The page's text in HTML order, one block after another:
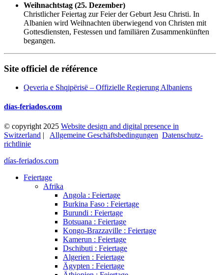
Weihnachtstag (25. Dezember)
Christlicher Feiertag zur Feier der Geburt Jesu Christi. In
Albanien wird Weihnachten überwiegend von Christen mit
Gottesdiensten, Festessen und familiären Zusammenkünften
begangen.
Site officiel de référence
Qeveria e Shqipërisë – Offizielle Regierung Albaniens
días-feriados.com
© copyright 2025 Website design and digital presence in
Switzerland | Allgemeine Geschäftsbedingungen Datenschutz­
richtlinie
días-feriados.com
Feiertage
Afrika
Angola : Feiertage
Burkina Faso : Feiertage
Burundi : Feiertage
Botsuana : Feiertage
Kongo-Brazzaville : Feiertage
Kamerun : Feiertage
Dschibuti : Feiertage
Algerien : Feiertage
Ägypten : Feiertage